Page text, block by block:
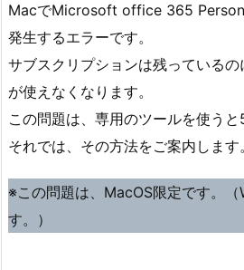
MacでMicrosoft office 365
発生するエラーです。
サブスクリプションは残っている
が使えなくなります。
この問題は、専用のツールを使うと
それでは、その方法をご案内します。
※この問題は、MacOS限定です。
す。）